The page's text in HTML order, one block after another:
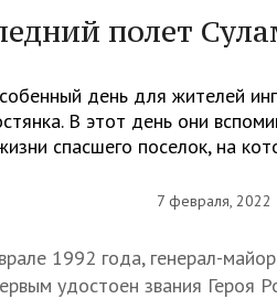
полет
день для жителей
В этот день они
спасшего поселок, на
7 февраля, 2022
1992 года, генерал-
удостоен звания Героя